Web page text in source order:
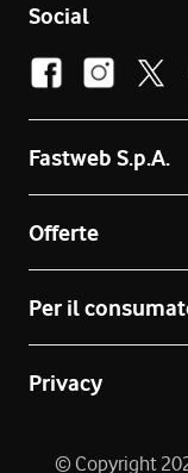
Social
Fastweb S.p.A.
Offerte
Per il
Privacy
© Copyright